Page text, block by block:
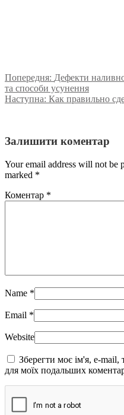
Попередня: Дефекти
та способи усунення
Наступна: Как правильно
Залишити коментар
Your email address will not be
marked *
Коментар *
Name *
Email *
Website
Зберегти моє ім'я, e-mail,
для моїх подальших